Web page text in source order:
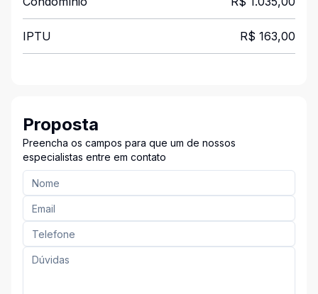
IPTU R$ 163,00
Proposta
Preencha os campos para que um de nossos
especialistas entre em contato